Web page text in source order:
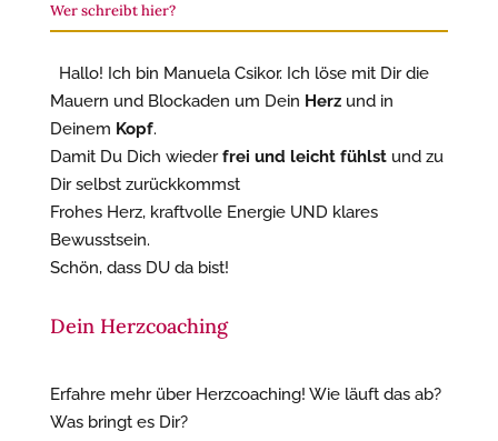
Wer schreibt hier?
Hallo! Ich bin Manuela Csikor. Ich löse mit Dir die
Mauern und Blockaden um Dein Herzund in
Deinem Kopf.
Damit Du Dich wiederfrei und leicht fühlstund zu
Dir selbst zurückkommst
Frohes Herz, kraftvolle Energie UND klares
Bewusstsein.
Schön, dass DU da bist!
Dein Herzcoaching
Erfahre mehr über Herzcoaching! Wie läuft das ab?
Was bringt es Dir?